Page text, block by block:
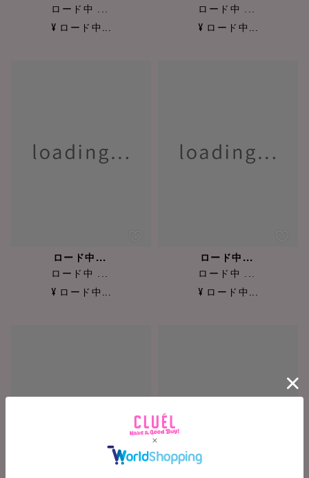
ロード中 ...
¥ ロード中...
ロード中 ...
¥ ロード中...
ロード中...
ロード中 ...
¥ ロード中...
ロード中...
ロード中 ...
¥ ロード中...